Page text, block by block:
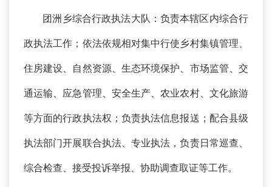
团洲乡综合行政执法大队：负责本辖区内综合行
政执法工作；依法依规相对集中行使乡村集镇管理、
住房建设、自然资源、生态环境保护、市场监管、交
通运输、应急管理、安全生产、农业农村、文化旅游
等方面的行政执法权；负责执法信息报送；配合县级
执法部门开展联合执法、专业执法，负责日常巡查、
综合检查、接受投诉举报、协助调查取证等工作。